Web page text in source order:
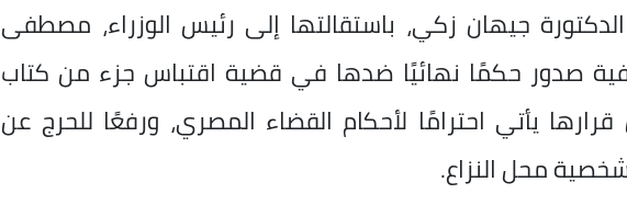
جيهان زكي، باستقالتها إلى رئيس الوزراء، مصطفى
صدور حكمًا نهائيًا ضدها في قضية اقتباس جزء من كتاب
يأتي احترامًا لأحكام القضاء المصري، ورفعًا للحرج عن
محل النزاع.